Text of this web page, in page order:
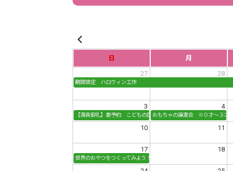
日 月
27
28
期間限定 ハロウィン工作
3 4
【満員御礼】要予約 こどもの国収穫祭 イモ掘り
おもちゃの譲渡会 ※０才～３才
10 11
17 18
世界のおやつをつくってみよう！「世界こどもデー」